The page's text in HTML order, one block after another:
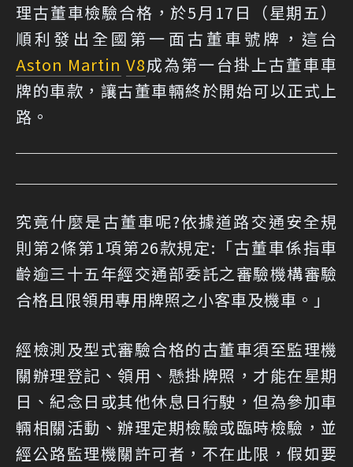
理古董車檢驗合格，於5月17日（星期五）
順利發出全國第一面古董車號牌，這台
Aston Martin V8成為第一台掛上古董車車
牌的車款，讓古董車輛終於開始可以正式上
路。
究竟什麼是古董車呢?依據道路交通安全規
則第2條第1項第26款規定:「古董車係指車
齡逾三十五年經交通部委託之審驗機構審驗
合格且限領用專用牌照之小客車及機車。」
經檢測及型式審驗合格的古董車須至監理機
關辦理登記、領用、懸掛牌照，才能在星期
日、紀念日或其他休息日行駛，但為參加車
輛相關活動、辦理定期檢驗或臨時檢驗，並
經公路監理機關許可者，不在此限，假如要